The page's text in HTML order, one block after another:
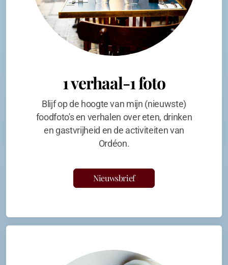
1 verhaal-1 foto
Blijf op de hoogte van mijn (nieuwste)
foodfoto's en verhalen over eten, drinken
en gastvrijheid en de activiteiten van
Ordéon.
Nieuwsbrief